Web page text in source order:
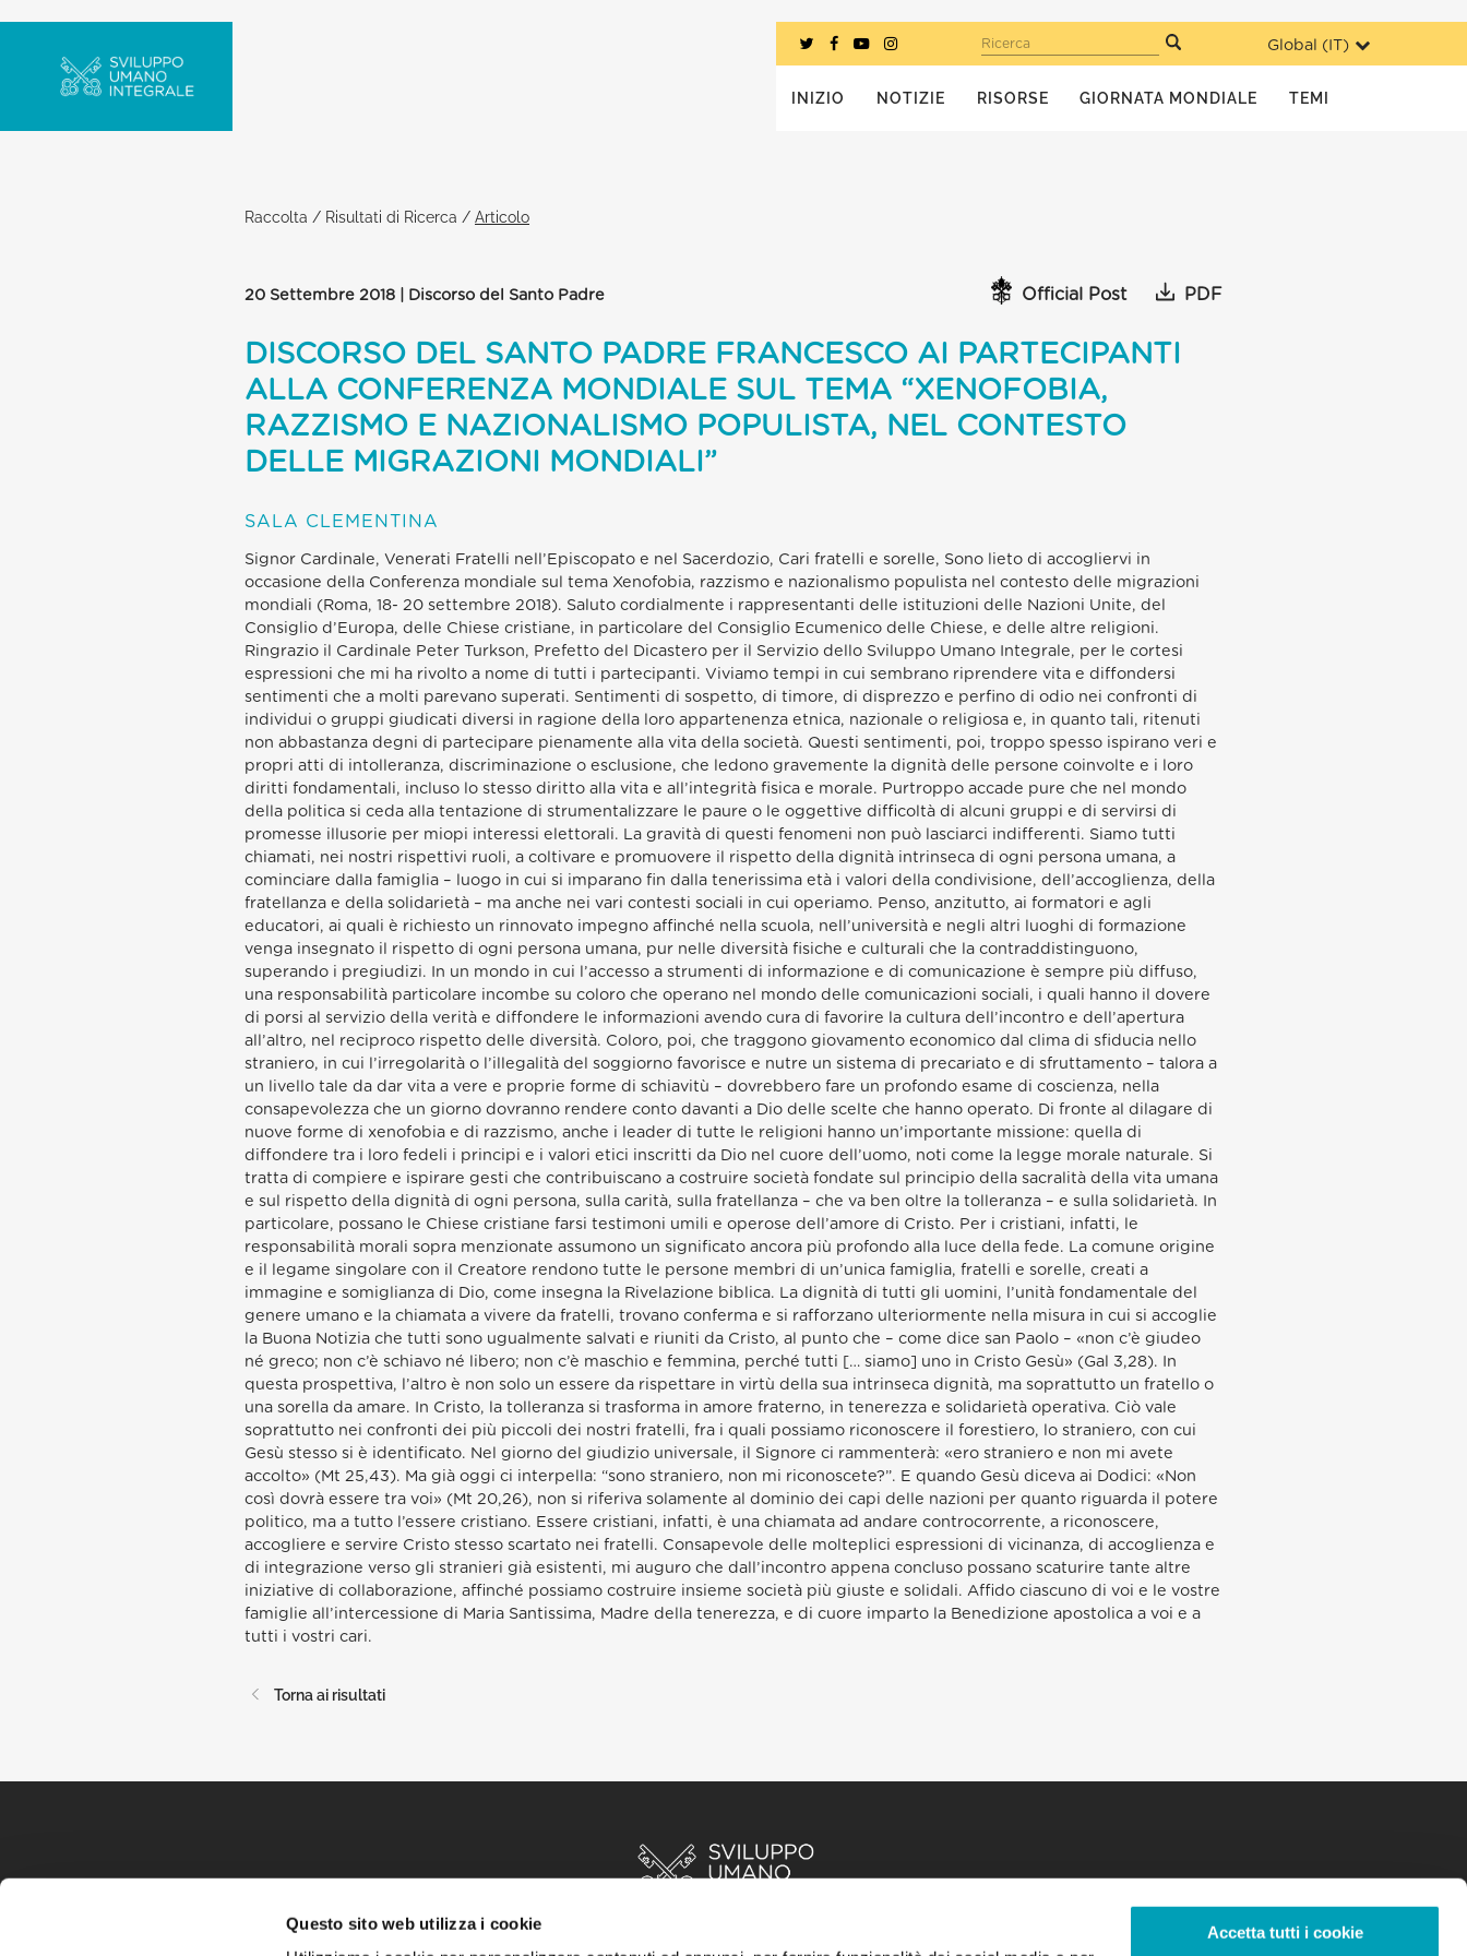
Questo sito web utilizza i cookie
Accetta tutti i cookie
Global ( IT)
Ricerca
INIZIO NOTIZIE RISORSE GIORNATA MONDIALE TEMI
Raccolta / Risultati di Ricerca / Articolo
20 Settembre 2018 | Discorso del Santo Padre Official Post PDF
DISCORSO DEL SANTO PADRE FRANCESCO AI PARTECIPANTI
ALLA CONFERENZA MONDIALE SUL TEMA “XENOFOBIA,
RAZZISMO E NAZIONALISMO POPULISTA, NEL CONTESTO
DELLE MIGRAZIONI MONDIALI”
SALA CLEMENTINA
Signor Cardinale, Venerati Fratelli nell’Episcopato e nel Sacerdozio, Cari fratelli e sorelle, Sono lieto di accogliervi in
occasione della Conferenza mondiale sul tema Xenofobia, razzismo e nazionalismo populista nel contesto delle migrazioni
mondiali (Roma, 18- 20 settembre 2018). Saluto cordialmente i rappresentanti delle istituzioni delle Nazioni Unite, del
Consiglio d’Europa, delle Chiese cristiane, in particolare del Consiglio Ecumenico delle Chiese, e delle altre religioni.
Ringrazio il Cardinale Peter Turkson, Prefetto del Dicastero per il Servizio dello Sviluppo Umano Integrale, per le cortesi
espressioni che mi ha rivolto a nome di tutti i partecipanti. Viviamo tempi in cui sembrano riprendere vita e diffondersi
sentimenti che a molti parevano superati. Sentimenti di sospetto, di timore, di disprezzo e perfino di odio nei confronti di
individui o gruppi giudicati diversi in ragione della loro appartenenza etnica, nazionale o religiosa e, in quanto tali, ritenuti
non abbastanza degni di partecipare pienamente alla vita della società. Questi sentimenti, poi, troppo spesso ispirano veri e
propri atti di intolleranza, discriminazione o esclusione, che ledono gravemente la dignità delle persone coinvolte e i loro
diritti fondamentali, incluso lo stesso diritto alla vita e all’integrità fisica e morale. Purtroppo accade pure che nel mondo
della politica si ceda alla tentazione di strumentalizzare le paure o le oggettive difficoltà di alcuni gruppi e di servirsi di
promesse illusorie per miopi interessi elettorali. La gravità di questi fenomeni non può lasciarci indifferenti. Siamo tutti
chiamati, nei nostri rispettivi ruoli, a coltivare e promuovere il rispetto della dignità intrinseca di ogni persona umana, a
cominciare dalla famiglia – luogo in cui si imparano fin dalla tenerissima età i valori della condivisione, dell’accoglienza, della
fratellanza e della solidarietà – ma anche nei vari contesti sociali in cui operiamo. Penso, anzitutto, ai formatori e agli
educatori, ai quali è richiesto un rinnovato impegno affinché nella scuola, nell’università e negli altri luoghi di formazione
venga insegnato il rispetto di ogni persona umana, pur nelle diversità fisiche e culturali che la contraddistinguono,
superando i pregiudizi. In un mondo in cui l’accesso a strumenti di informazione e di comunicazione è sempre più diffuso,
una responsabilità particolare incombe su coloro che operano nel mondo delle comunicazioni sociali, i quali hanno il dovere
di porsi al servizio della verità e diffondere le informazioni avendo cura di favorire la cultura dell’incontro e dell’apertura
all’altro, nel reciproco rispetto delle diversità. Coloro, poi, che traggono giovamento economico dal clima di sfiducia nello
straniero, in cui l’irregolarità o l’illegalità del soggiorno favorisce e nutre un sistema di precariato e di sfruttamento – talora a
un livello tale da dar vita a vere e proprie forme di schiavitù – dovrebbero fare un profondo esame di coscienza, nella
consapevolezza che un giorno dovranno rendere conto davanti a Dio delle scelte che hanno operato. Di fronte al dilagare di
nuove forme di xenofobia e di razzismo, anche i leader di tutte le religioni hanno un’importante missione: quella di
diffondere tra i loro fedeli i principi e i valori etici inscritti da Dio nel cuore dell’uomo, noti come la legge morale naturale. Si
tratta di compiere e ispirare gesti che contribuiscano a costruire società fondate sul principio della sacralità della vita umana
e sul rispetto della dignità di ogni persona, sulla carità, sulla fratellanza – che va ben oltre la tolleranza – e sulla solidarietà. In
particolare, possano le Chiese cristiane farsi testimoni umili e operose dell’amore di Cristo. Per i cristiani, infatti, le
responsabilità morali sopra menzionate assumono un significato ancora più profondo alla luce della fede. La comune origine
e il legame singolare con il Creatore rendono tutte le persone membri di un’unica famiglia, fratelli e sorelle, creati a
immagine e somiglianza di Dio, come insegna la Rivelazione biblica. La dignità di tutti gli uomini, l’unità fondamentale del
genere umano e la chiamata a vivere da fratelli, trovano conferma e si rafforzano ulteriormente nella misura in cui si accoglie
la Buona Notizia che tutti sono ugualmente salvati e riuniti da Cristo, al punto che – come dice san Paolo – «non c’è giudeo
né greco; non c’è schiavo né libero; non c’è maschio e femmina, perché tutti [… siamo] uno in Cristo Gesù» (Gal 3,28). In
questa prospettiva, l’altro è non solo un essere da rispettare in virtù della sua intrinseca dignità, ma soprattutto un fratello o
una sorella da amare. In Cristo, la tolleranza si trasforma in amore fraterno, in tenerezza e solidarietà operativa. Ciò vale
soprattutto nei confronti dei più piccoli dei nostri fratelli, fra i quali possiamo riconoscere il forestiero, lo straniero, con cui
Gesù stesso si è identificato. Nel giorno del giudizio universale, il Signore ci rammenterà: «ero straniero e non mi avete
accolto» (Mt 25,43). Ma già oggi ci interpella: “sono straniero, non mi riconoscete?”. E quando Gesù diceva ai Dodici: «Non
così dovrà essere tra voi» (Mt 20,26), non si riferiva solamente al dominio dei capi delle nazioni per quanto riguarda il potere
politico, ma a tutto l’essere cristiano. Essere cristiani, infatti, è una chiamata ad andare controcorrente, a riconoscere,
accogliere e servire Cristo stesso scartato nei fratelli. Consapevole delle molteplici espressioni di vicinanza, di accoglienza e
di integrazione verso gli stranieri già esistenti, mi auguro che dall’incontro appena concluso possano scaturire tante altre
iniziative di collaborazione, affinché possiamo costruire insieme società più giuste e solidali. Affido ciascuno di voi e le vostre
famiglie all’intercessione di Maria Santissima, Madre della tenerezza, e di cuore imparto la Benedizione apostolica a voi e a
tutti i vostri cari.
Torna ai risultati